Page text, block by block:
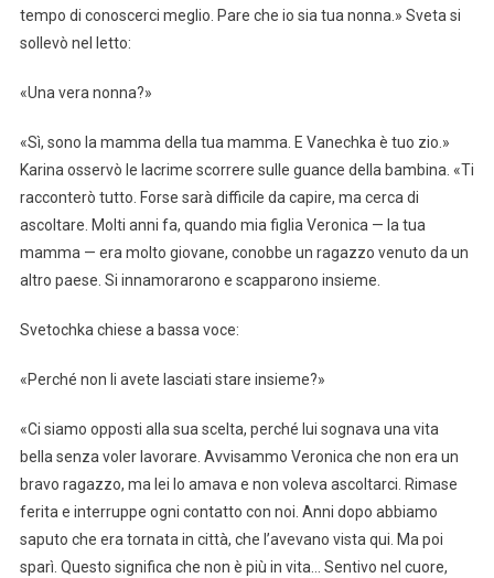
tempo di conoscerci meglio. Pare che io sia tua nonna.» Sveta si
sollevò nel letto:
«Una vera nonna?»
«Sì, sono la mamma della tua mamma. E Vanechka è tuo zio.»
Karina osservò le lacrime scorrere sulle guance della bambina. «Ti
racconterò tutto. Forse sarà difficile da capire, ma cerca di
ascoltare. Molti anni fa, quando mia figlia Veronica — la tua
mamma — era molto giovane, conobbe un ragazzo venuto da un
altro paese. Si innamorarono e scapparono insieme.
Svetochka chiese a bassa voce:
«Perché non li avete lasciati stare insieme?»
«Ci siamo opposti alla sua scelta, perché lui sognava una vita
bella senza voler lavorare. Avvisammo Veronica che non era un
bravo ragazzo, ma lei lo amava e non voleva ascoltarci. Rimase
ferita e interruppe ogni contatto con noi. Anni dopo abbiamo
saputo che era tornata in città, che l’avevano vista qui. Ma poi
sparì. Questo significa che non è più in vita… Sentivo nel cuore,